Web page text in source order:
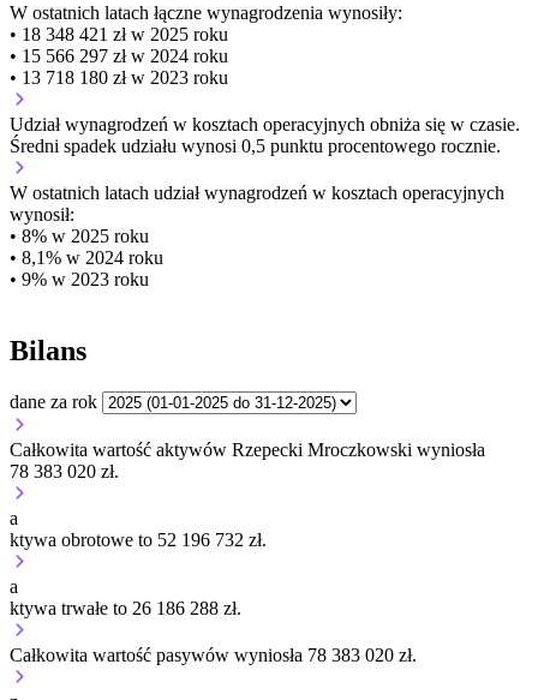
W ostatnich latach łączne wynagrodzenia wynosiły:
• 18 348 421 zł w 2025 roku
• 15 566 297 zł w 2024 roku
• 13 718 180 zł w 2023 roku
Udział wynagrodzeń w kosztach operacyjnych obniża się w czasie.
Średni spadek udziału wynosi 0,5 punktu procentowego rocznie.
W ostatnich latach udział wynagrodzeń w kosztach operacyjnych
wynosił:
• 8% w 2025 roku
• 8,1% w 2024 roku
• 9% w 2023 roku
Bilans
dane za rok
Całkowita wartość aktywów Rzepecki Mroczkowski wyniosła
78 383 020 zł.
a
ktywa obrotowe to 52 196 732 zł.
a
ktywa trwałe to 26 186 288 zł.
Całkowita wartość pasywów wyniosła 78 383 020 zł.